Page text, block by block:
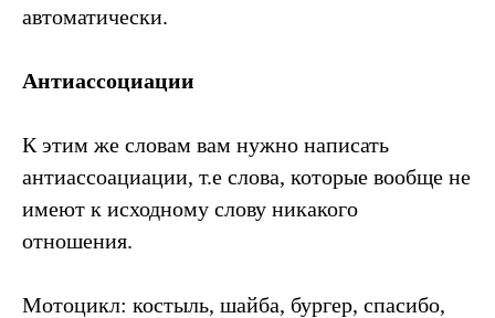
автоматически.
Антиассоциации
К этим же словам вам нужно написать
антиассоациации, т.е слова, которые вообще не
имеют к исходному слову никакого
отношения.
Мотоцикл: костыль, шайба, бургер, спасибо,